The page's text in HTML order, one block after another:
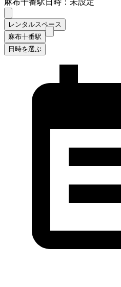
レンタルスペース
麻布十番駅
日時を選ぶ